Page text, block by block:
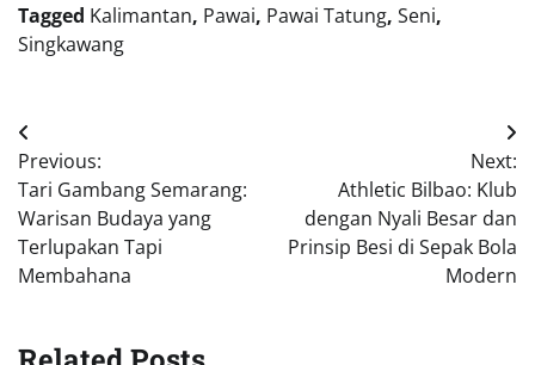
Tagged Kalimantan, Pawai, Pawai Tatung, Seni,
Singkawang
Post
navigation
Previous:
Tari Gambang Semarang:
Warisan Budaya yang
Terlupakan Tapi
Membahana
Next:
Athletic Bilbao: Klub
dengan Nyali Besar dan
Prinsip Besi di Sepak Bola
Modern